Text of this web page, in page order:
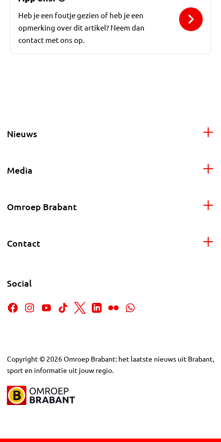
Heb je een foutje gezien of heb je een
opmerking over dit artikel? Neem dan
contact met ons op.
Nieuws
Media
Omroep Brabant
Contact
Social
Copyright © 2026Omroep Brabant: het laatste nieuws uit Brabant,
sport en informatie uit jouw regio.